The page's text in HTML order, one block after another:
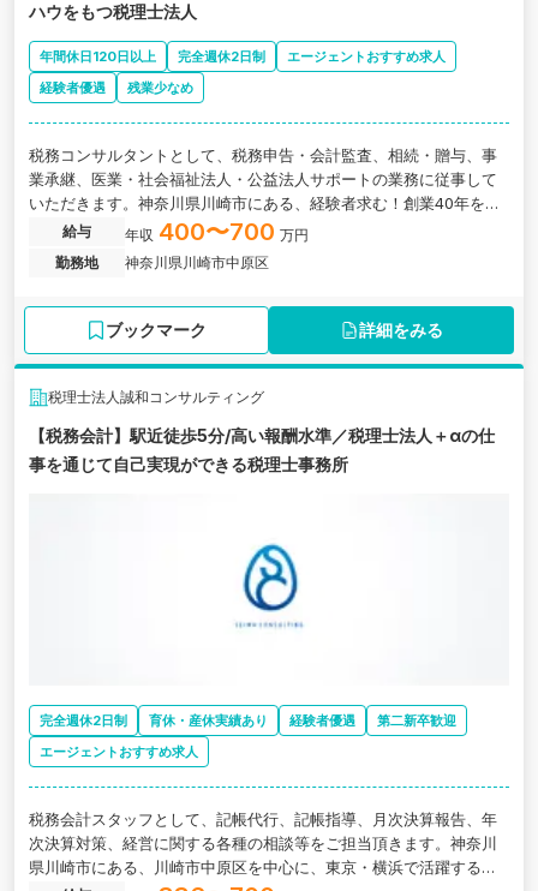
ハウをもつ税理士法人
年間休日120日以上 完全週休2日制
エージェントおすすめ求人
経験者優遇
残業少なめ
税務コンサルタントとして、税務申告・会計監査、相続・贈与、事
業承継、医業・社会福祉法人・公益法人サポートの業務に従事して
いただきます。神奈川県川崎市にある、経験者求む！創業40年を超
えるノウハウをもつ税理士法人の求人です。
給与 年収 400〜700 万円
勤務地
神奈川県川崎市中原区
ブックマーク 詳細をみる
税理士法人誠和コンサルティング
【税務会計】駅近徒歩5分/高い報酬水準／税理士法人＋αの仕
事を通じて自己実現ができる税理士事務所
完全週休2日制 育休・産休実績あり 経験者優遇
第二新卒歓迎
エージェントおすすめ求人
税務会計スタッフとして、記帳代行、記帳指導、月次決算報告、年
次決算対策、経営に関する各種の相談等をご担当頂きます。神奈川
県川崎市にある、川崎市中原区を中心に、東京・横浜で活躍する税